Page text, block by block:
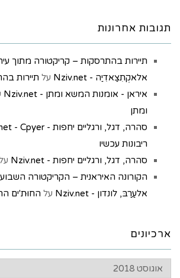
תגובות אחרונות
תיירות בהתרסקות – קריקטורה מתוך
אלאקְתִצַאדִיַה - Nziv.net
על תיירות
איראן - אומנות המשא ומתן - Nziv.net
ומתן
סהרה, דגל, ורגליים יחפות - Nziv.net - Cpyer חדשות
ריבונות עכשיו
סהרה, דגל, ורגליים יחפות - Nziv.net
הקורונה האיראנית – הקריקטורה
אלעַרַבּ, לונדון - Nziv.net
על החוּת'ים
ארכיונים